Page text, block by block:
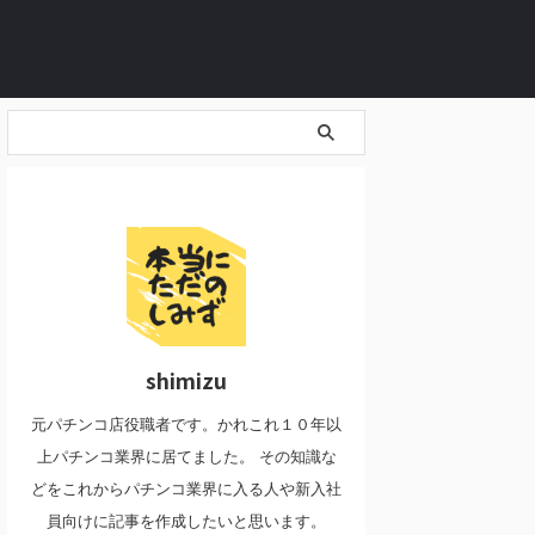
shimizu
元パチンコ店役職者です。かれこれ１０年以
上パチンコ業界に居てました。 その知識な
どをこれからパチンコ業界に入る人や新入社
員向けに記事を作成したいと思います。